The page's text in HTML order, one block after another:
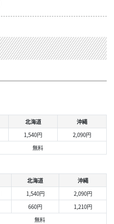
北海道
沖縄
1,540円
2,090円
無料
北海道
沖縄
1,540円
2,090円
660円
1,210円
無料